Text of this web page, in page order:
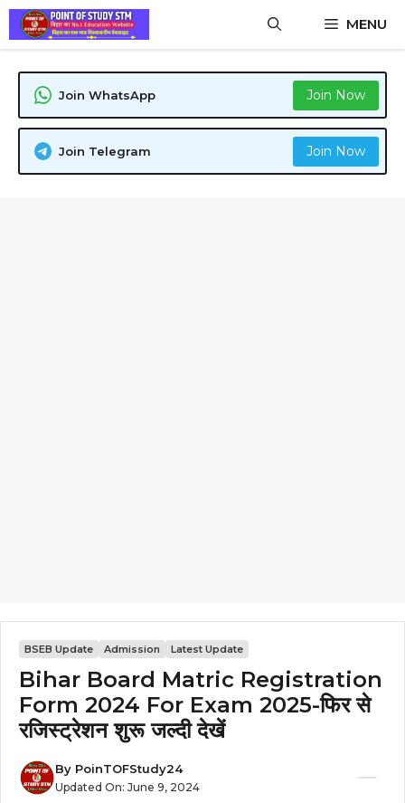
Skip
content
MENU
Join WhatsApp Join Now
Join Telegram Join Now
BSEB Update Admission Latest Update
Bihar Board Matric Registration
Form 2024 For Exam 2025-फिर से
रजिस्ट्रेशन शुरू जल्दी देखें
By PoinTOFStudy24
Updated On: June 9, 2024